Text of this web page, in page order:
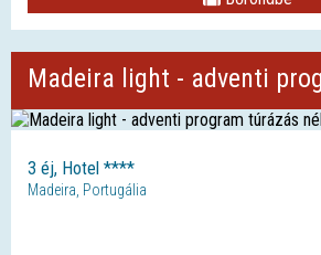
3 éj, Hotel ****
Madeira, Portugália